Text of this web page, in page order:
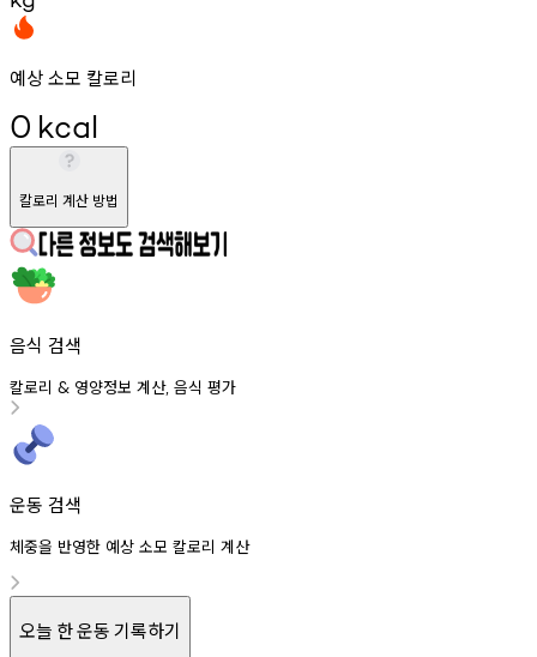
예상 소모 칼로리
0 kcal
칼로리 계산 방법
음식 검색
칼로리 & 영양정보 계산, 음식 평가
운동 검색
체중을 반영한 예상 소모 칼로리 계산
오늘 한 운동 기록하기